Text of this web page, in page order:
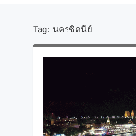
Tag: นครซิดนีย์